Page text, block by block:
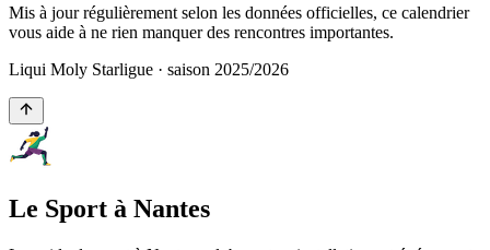
Mis à jour régulièrement selon les données officielles, ce calendrier
vous aide à ne rien manquer des rencontres importantes.
Liqui Moly Starligue · saison 2025/2026
Le Sport à Nantes